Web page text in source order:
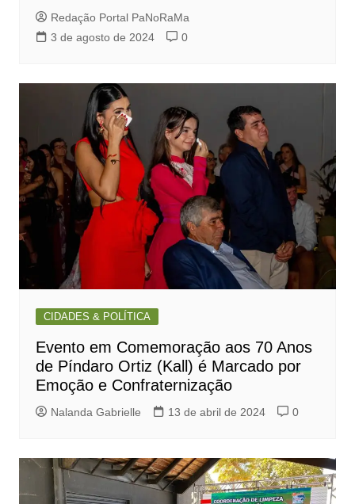
Redação Portal PaNoRaMa
3 de agosto de 2024
0
CIDADES & POLÍTICA
Evento em Comemoração aos 70 Anos
de Píndaro Ortiz (Kall) é Marcado por
Emoção e Confraternização
Nalanda Gabrielle 13 de abril de 2024 0